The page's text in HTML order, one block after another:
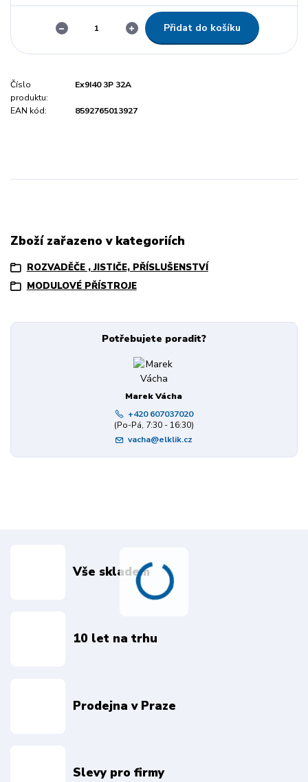
Přidat do košíku
Číslo
produktu:
Ex9I40 3P 32A
EAN kód: 8592765013927
Zboží zařazeno v kategoriích
ROZVADĚČE , JISTIČE, PŘÍSLUŠENSTVÍ
MODULOVÉ PŘÍSTROJE
Potřebujete poradit?
Marek Vácha
+420 607037020
(Po-Pá, 7:30 - 16:30)
vacha@elklik.cz
Vše skladem
10 let na trhu
Prodejna v Praze
Slevy pro firmy